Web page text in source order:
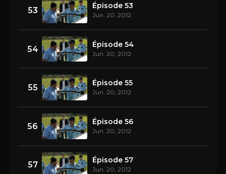
53 Épisode 53
Jun. 20, 2012
54 Épisode 54
Jun. 20, 2012
55 Épisode 55
Jun. 20, 2012
56 Épisode 56
Jun. 20, 2012
57 Épisode 57
Jun. 20, 2012